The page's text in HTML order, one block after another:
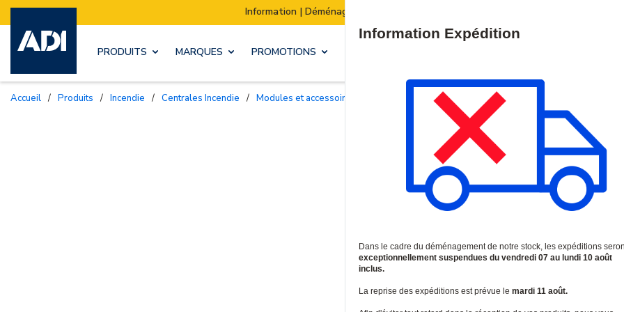
Information | Déménagement de notre stock : Les expéditions seront suspendues du 07 au 10 août
PRODUITS MARQUES PROMOTIONS
Accueil / Produits / Incendie / Centrales Incendie / Modules et accessoires pour centrales d'alarme